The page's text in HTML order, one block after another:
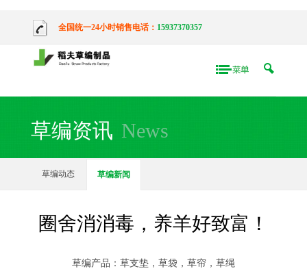
全国统一24小时销售电话： 15937370357
草编资讯 News
草编动态 草编新闻
圈舍消消毒，养羊好致富！
草编产品：草支垫，草袋，草帘，草绳